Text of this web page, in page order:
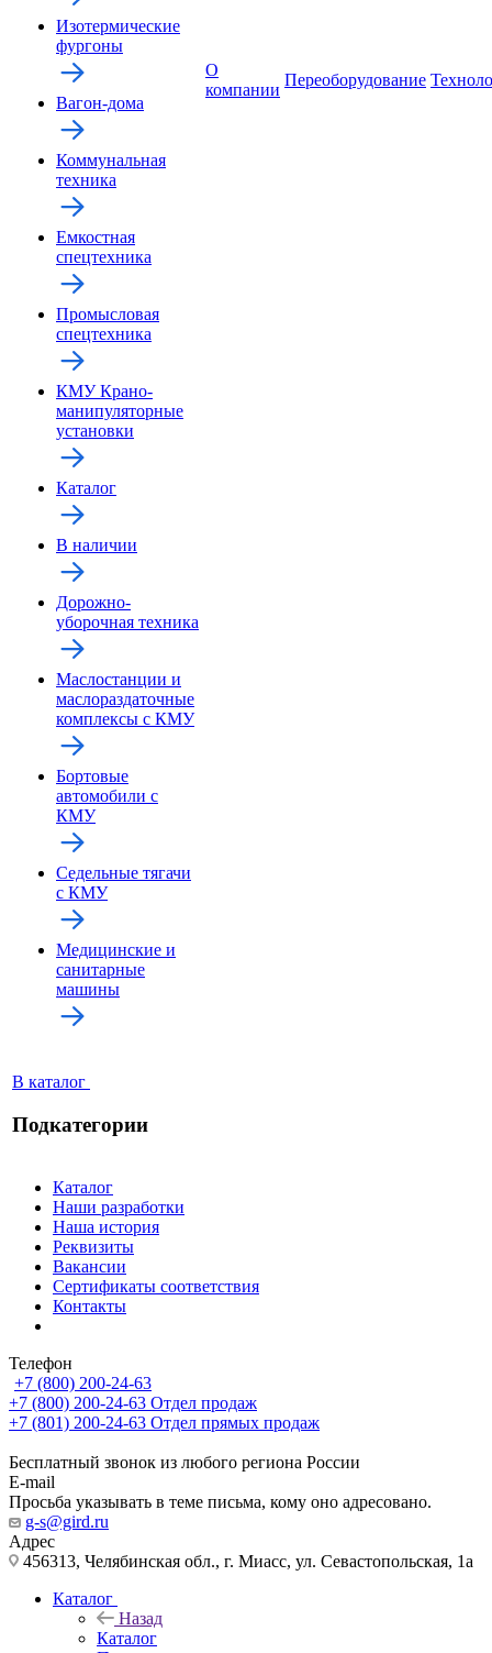
Изотермические
фургоны
Вагон-дома
Коммунальная
техника
Емкостная
спецтехника
Промысловая
спецтехника
КМУ Крано-
манипуляторные
установки
Каталог
В наличии
Дорожно-
уборочная техника
Маслостанции и
маслораздаточные
комплексы с КМУ
Бортовые
автомобили с
КМУ
Седельные тягачи
с КМУ
Медицинские и
санитарные
машины
В каталог
Подкатегории
О
компании
Переоборудование
Каталог
Наши разработки
Наша история
Реквизиты
Вакансии
Сертификаты соответствия
Контакты
Телефон
+7 (800) 200-24-63
+7 (800) 200-24-63 Отдел продаж
+7 (801) 200-24-63 Отдел прямых продаж
Бесплатный звонок из любого региона России
E-mail
Просьба указывать в теме письма, кому оно адресовано.
g-s@gird.ru
Адрес
456313, Челябинская обл., г. Миасс, ул. Севастопольская, 1а
Каталог
Назад
Каталог